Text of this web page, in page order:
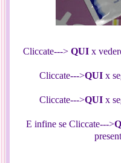
Cliccate---> QUI x
Cliccate--->QUI x
Cliccate--->QUI x
E infine se Cliccate--->